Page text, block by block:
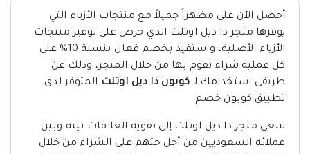
أحصل الآن على مظهراً جميلاً مع منتجات الأزياء التي
يوفرها متجر ذا ديل اوتلت الذي حرص على توفير منتجات
الأزياء الأصلية، واستفيد بخصم فعال بنسبة 10% على
كل عملية شراء تقوم بها من خلال المتجر، وذلك عن
طريقي استخدامك لـ كوبون ذا ديل اوتلت المتوفر لدى
تطبيق كوبون خصم.
سعى متجر ذا ديل اوتلت إلى تقوية العلاقات بينه وبين
عملائه السعوديين من أجل حثهم على الشراء من خلال